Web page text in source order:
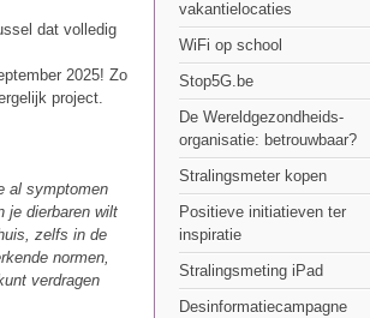
dat volledig
2025! Zo
project.
al symptomen
je dierbaren wilt
zelfs in de
normen,
verdragen
vakantielocaties
WiFi op school
Stop5G.be
De Wereldgezondheids-
organisatie: betrouwbaar?
Stralingsmeter kopen
Positieve initiatieven ter
inspiratie
Stralingsmeting iPad
Desinformatiecampagne